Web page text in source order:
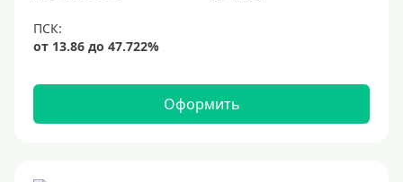
В долларах США
В евро
Заемщики
Оформить